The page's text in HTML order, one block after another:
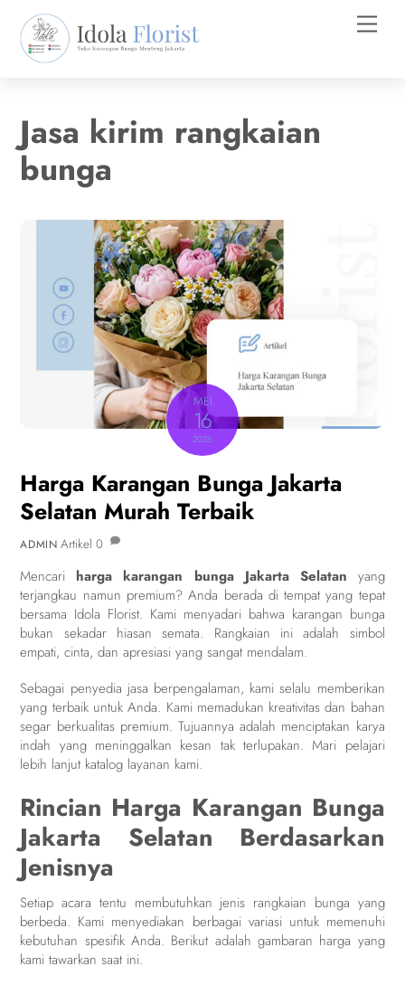
content
Jasa kirim rangkaian
bunga
MEI
16
2026
Harga Karangan Bunga Jakarta
Selatan Murah Terbaik
ADMIN Artikel 0
Mencari harga karangan bunga Jakarta Selatan yang
terjangkau namun premium? Anda berada di tempat yang tepat
bersama Idola Florist. Kami menyadari bahwa karangan bunga
bukan sekadar hiasan semata. Rangkaian ini adalah simbol
empati, cinta, dan apresiasi yang sangat mendalam.
Sebagai penyedia jasa berpengalaman, kami selalu memberikan
yang terbaik untuk Anda. Kami memadukan kreativitas dan bahan
segar berkualitas premium. Tujuannya adalah menciptakan karya
indah yang meninggalkan kesan tak terlupakan. Mari pelajari
lebih lanjut katalog layanan kami.
Rincian Harga Karangan Bunga
Jakarta Selatan Berdasarkan
Jenisnya
Setiap acara tentu membutuhkan jenis rangkaian bunga yang
berbeda. Kami menyediakan berbagai variasi untuk memenuhi
kebutuhan spesifik Anda. Berikut adalah gambaran harga yang
kami tawarkan saat ini.